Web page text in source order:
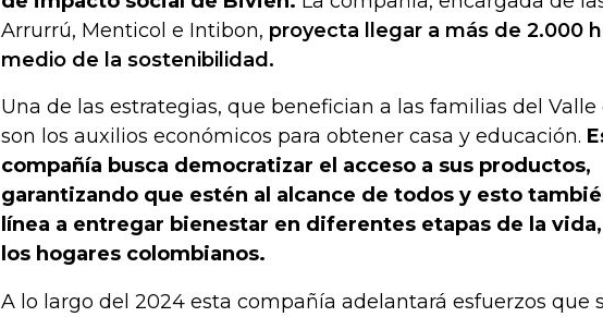
Arrurrú, Menticol e Intibon, proyecta llegar a más de 2.000
medio de la sostenibilidad.
Una de las estrategias, que benefician a las familias del Valle
son los auxilios económicos para obtener casa y educación.
compañía busca democratizar el acceso a sus productos,
garantizando que estén al alcance de todos y esto
línea a entregar bienestar en diferentes etapas de la
los hogares colombianos.
A lo largo del 2024 esta compañía adelantará esfuerzos que